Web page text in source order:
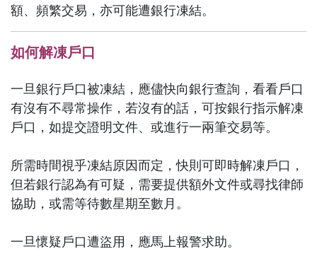
額、頻繁交易，亦可能遭銀行凍結。
如何解凍戶口
一旦銀行戶口被凍結，應儘快向銀行查詢，看看戶口
有沒有不尋常操作，若沒有的話，可按銀行指示解凍
戶口，如提交證明文件、或進行一兩筆交易等。
所需時間視乎凍結原因而定，快則可即時解凍戶口，
但若銀行認為有可疑，需要提供額外文件或尋找律師
協助，或需等待數星期至數月。
一旦懷疑戶口遭盜用，應馬上報警求助。